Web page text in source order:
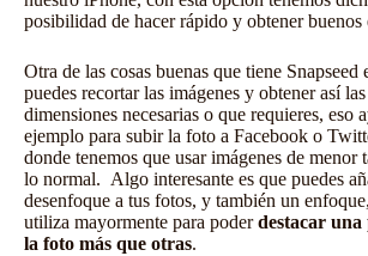
posibilidad de hacer rápido y obtener buenos
Otra de las cosas buenas que tiene Snapseed
puedes recortar las imágenes y obtener así las
dimensiones necesarias o que requieres, eso
ejemplo para subir la foto a Facebook o
donde tenemos que usar imágenes de menor
lo normal. Algo interesante es que puedes
desenfoque a tus fotos, y también un
utiliza mayormente para poderdestacar una
la foto más que otras.